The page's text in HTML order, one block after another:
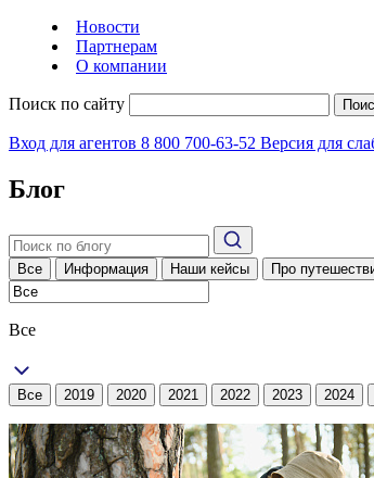
Новости
Партнерам
О компании
Поиск по сайту
Вход для агентов 8 800 700-63-52 Версия для
Блог
Все Информация Наши кейсы Про
Все
Все 2019 2020 2021 2022 2023 2024